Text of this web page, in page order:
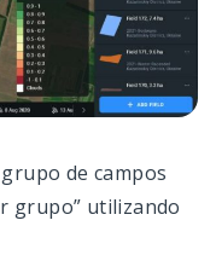
de campos
grupo” utilizando